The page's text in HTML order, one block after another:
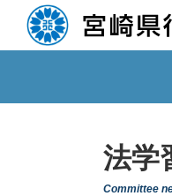
法学
Committee